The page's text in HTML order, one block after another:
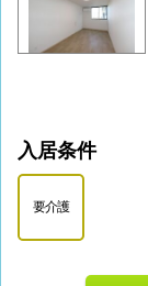
入居条件
要介護